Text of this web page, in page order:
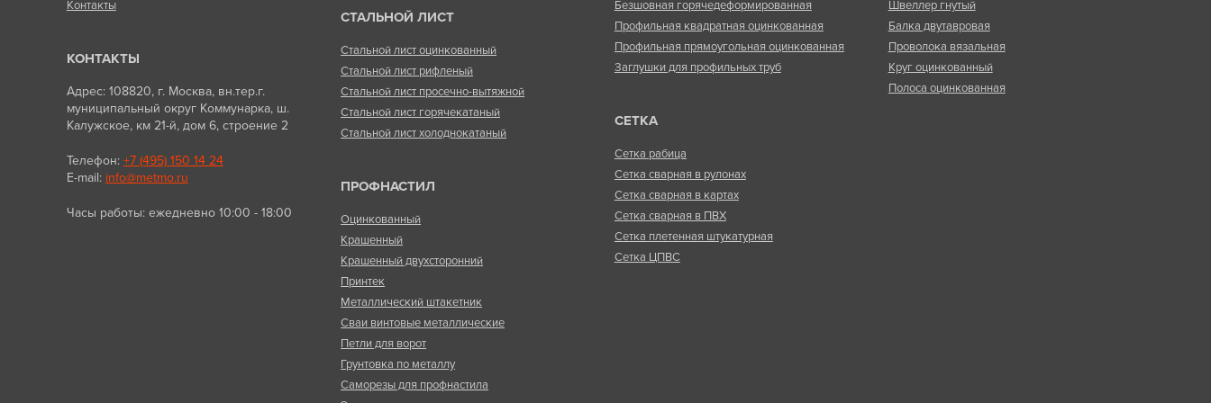
Контакты
КОНТАКТЫ
Адрес: 108820, г. Москва, вн.тер.г.
муниципальный округ Коммунарка, ш.
Калужское, км 21-й, дом 6, строение 2
Телефон: +7 (495) 150 14 24
E-mail: info@metmo.ru
Часы работы: ежедневно 10:00 - 18:00
СТАЛЬНОЙ ЛИСТ
Стальной лист оцинкованный
Стальной лист рифленый
Стальной лист просечно-вытяжной
Стальной лист горячекатаный
Стальной лист холоднокатаный
ПРОФНАСТИЛ
Оцинкованный
Крашенный
Крашенный двухсторонний
Принтек
Металлический штакетник
Сваи винтовые металлические
Петли для ворот
Грунтовка по металлу
Саморезы для профнастила
Безшовная горячедеформированная
Профильная квадратная оцинкованная
Профильная прямоугольная оцинкованная
Заглушки для профильных труб
СЕТКА
Сетка рабица
Сетка сварная в рулонах
Сетка сварная в картах
Сетка сварная в ПВХ
Сетка плетенная штукатурная
Сетка ЦПВС
Швеллер гнутый
Балка двутавровая
Проволока вязальная
Круг оцинкованный
Полоса оцинкованная